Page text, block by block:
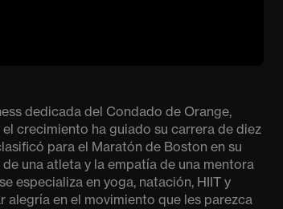
dedicada del Condado de Orange,
crecimiento ha guiado su carrera de diez
para el Maratón de Boston en su
una atleta y la empatía de una mentora
especializa en yoga, natación, HIIT y
en el movimiento que les parezca